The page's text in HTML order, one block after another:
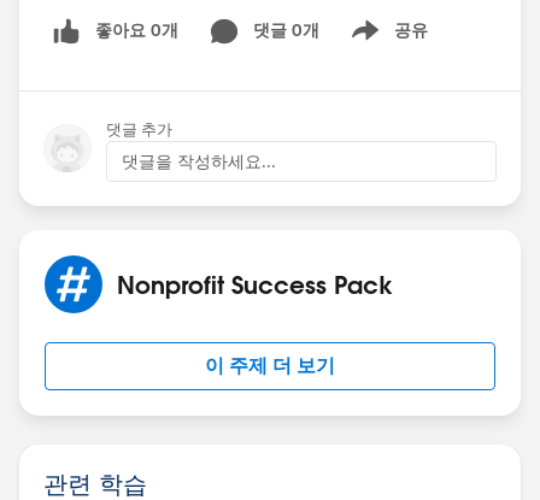
좋아요 0개 댓글 0개 공유
Show menu
댓글 추가
댓글을 작성하세요...
Nonprofit Success Pack
이 주제 더 보기
관련 학습